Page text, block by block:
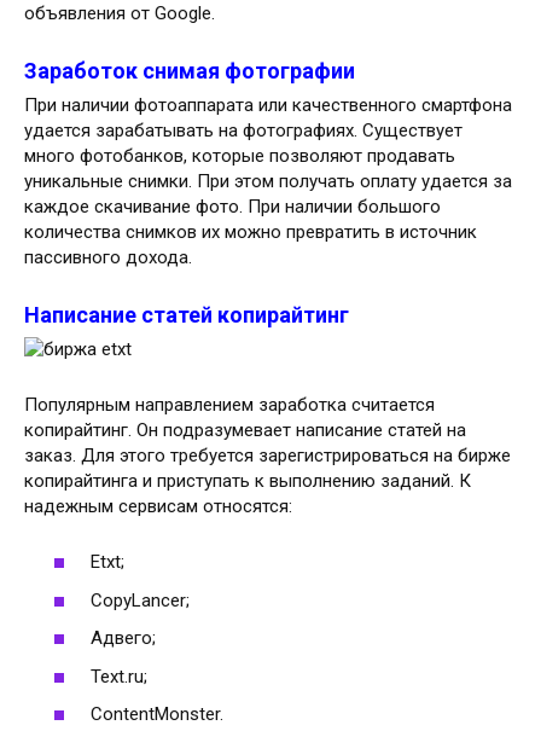
объявления от Google.
Заработок снимая фотографии
При наличии фотоаппарата или качественного смартфона
удается зарабатывать на фотографиях. Существует
много фотобанков, которые позволяют продавать
уникальные снимки. При этом получать оплату удается за
каждое скачивание фото. При наличии большого
количества снимков их можно превратить в источник
пассивного дохода.
Написание статей копирайтинг
Популярным направлением заработка считается
копирайтинг. Он подразумевает написание статей на
заказ. Для этого требуется зарегистрироваться на бирже
копирайтинга и приступать к выполнению заданий. К
надежным сервисам относятся:
Etxt;
CopyLancer;
Адвего;
Text.ru;
ContentMonster.